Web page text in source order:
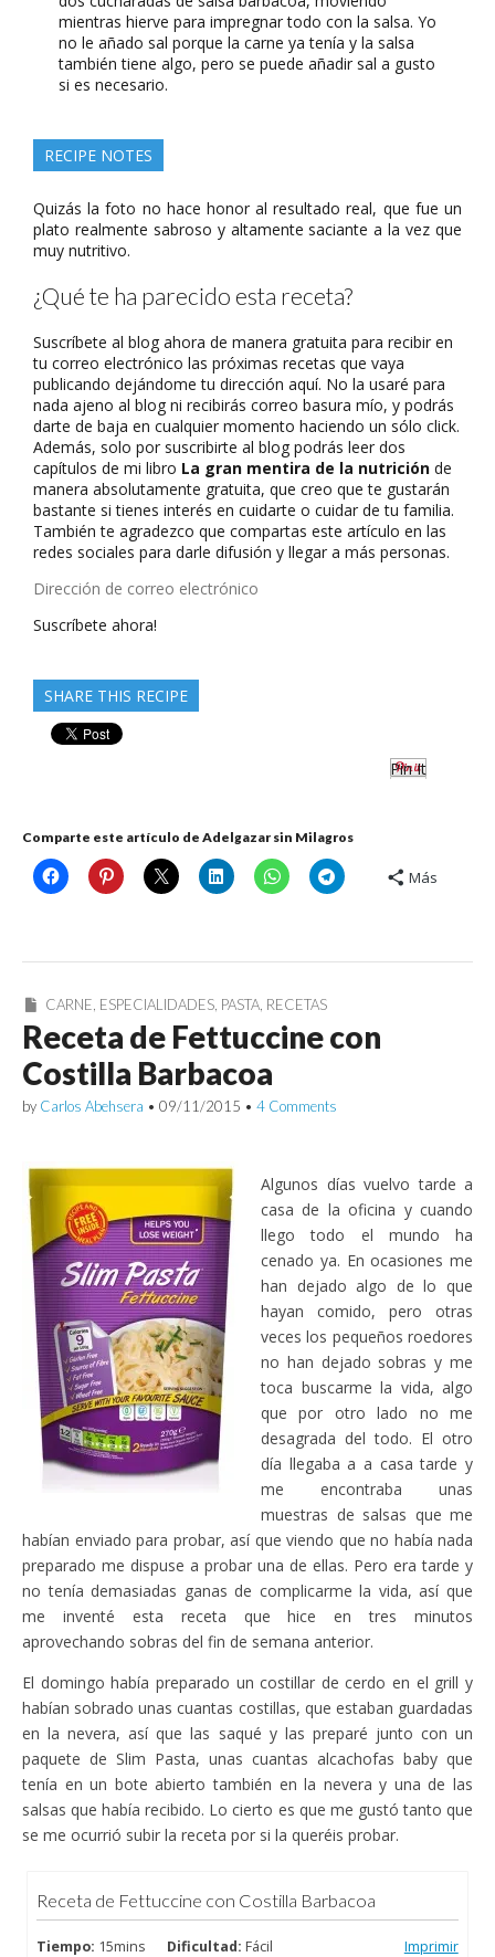
mientras hierve para impregnar todo con la salsa. Yo
no le añado sal porque la carne ya tenía y la salsa
también tiene algo, pero se puede añadir sal a gusto
si es necesario.
RECIPE NOTES
Quizás la foto no hace honor al resultado real, que fue un
plato realmente sabroso y altamente saciante a la vez que
muy nutritivo.
¿Qué te ha parecido esta receta?
Suscríbete al blog ahora de manera gratuita para recibir en
tu correo electrónico las próximas recetas que vaya
publicando dejándome tu dirección aquí. No la usaré para
nada ajeno al blog ni recibirás correo basura mío, y podrás
darte de baja en cualquier momento haciendo un sólo click.
Además, solo por suscribirte al blog podrás leer dos
capítulos de mi libro La gran mentira de la nutrición de
manera absolutamente gratuita, que creo que te gustarán
bastante si tienes interés en cuidarte o cuidar de tu familia.
También te agradezco que compartas este artículo en las
redes sociales para darle difusión y llegar a más personas.
Dirección
correo
Suscríbete ahora!
SHARE THIS RECIPE
Pin It
Comparte este artículo de Adelgazar sin Milagros
Más
CARNE ESPECIALIDADES PASTA RECETAS
Receta de Fettuccine con
Costilla Barbacoa
by Carlos Abehsera • 09/11/2015 • 4 Comments
Algunos días vuelvo tarde a
casa de la oficina y cuando
llego todo el mundo ha
cenado ya. En ocasiones me
han dejado algo de lo que
hayan comido, pero otras
veces los pequeños roedores
no han dejado sobras y me
toca buscarme la vida, algo
que por otro lado no me
desagrada del todo. El otro
día llegaba a a casa tarde y
me encontraba unas
muestras de salsas que me
habían enviado para probar, así que viendo que no había nada
preparado me dispuse a probar una de ellas. Pero era tarde y
no tenía demasiadas ganas de complicarme la vida, así que
me inventé esta receta que hice en tres minutos
aprovechando sobras del fin de semana anterior.
El domingo había preparado un costillar de cerdo en el grill y
habían sobrado unas cuantas costillas, que estaban guardadas
en la nevera, así que las saqué y las preparé junto con un
paquete de Slim Pasta, unas cuantas alcachofas baby que
tenía en un bote abierto también en la nevera y una de las
salsas que había recibido. Lo cierto es que me gustó tanto que
se me ocurrió subir la receta por si la queréis probar.
Receta de Fettuccine con Costilla Barbacoa
Tiempo: 15mins Dificultad:Fácil Imprimir